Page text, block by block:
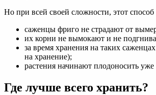
Но при всей своей сложности, этот
саженцы фриго не страдают от
их корни не вымокают и не
за время хранения на таких
на хранение);
растения начинают плодоносить уже
Где лучше всего хранить?